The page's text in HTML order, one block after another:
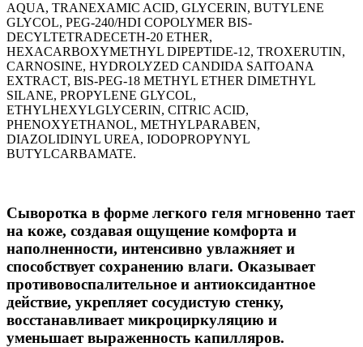
AQUA, TRANEXAMIC ACID, GLYCERIN, BUTYLENE
GLYCOL, PEG-240/HDI COPOLYMER BIS-
DECYLTETRADECETH-20 ETHER,
HEXACARBOXYMETHYL DIPEPTIDE-12, TROXERUTIN,
CARNOSINE, HYDROLYZED CANDIDA SAITOANA
EXTRACT, BIS-PEG-18 METHYL ETHER DIMETHYL
SILANE, PROPYLENE GLYCOL,
ETHYLHEXYLGLYCERIN, CITRIC ACID,
PHENOXYETHANOL, METHYLPARABEN,
DIAZOLIDINYL UREA, IODOPROPYNYL
BUTYLCARBAMATE.
Сыворотка в форме легкого геля мгновенно тает
на коже, создавая ощущение комфорта и
наполненности, интенсивно увлажняет и
способствует сохранению влаги. Оказывает
противовоспалительное и антиоксидантное
действие, укрепляет сосудистую стенку,
восстанавливает микроциркуляцию и
уменьшает выраженность капилляров.